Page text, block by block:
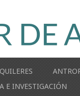
E INVESTIGACIÓN